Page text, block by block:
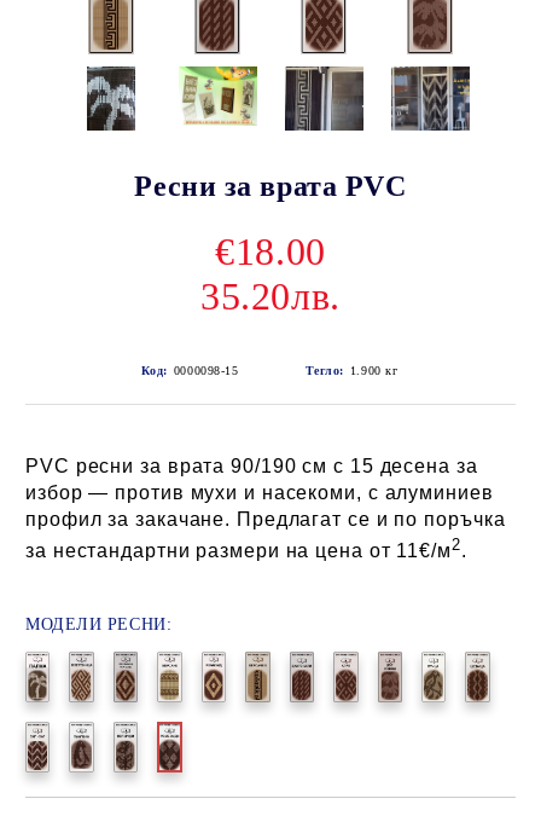
Ресни за врата PVC
€18.00
35.20лв.
Код: 0000098-15 Тегло: 1.900 кг
PVC ресни за врата 90/190 см с 15 десена за
избор — против мухи и насекоми, с алуминиев
профил за закачане. Предлагат се и по поръчка
за нестандартни размери на цена от 11€/м2.
МОДЕЛИ РЕСНИ: